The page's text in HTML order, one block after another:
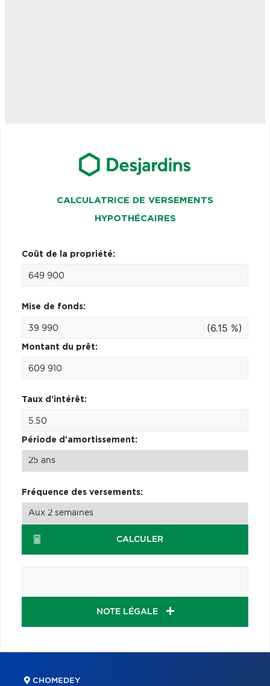
CALCULATRICE DE VERSEMENTS
HYPOTHÉCAIRES
Coût de la propriété:
Mise de fonds:
(6.15 %)
Montant du prêt:
Taux d'intérêt:
Période d'amortissement:
Fréquence des versements:
CALCULER
NOTE LÉGALE
CHOMEDEY